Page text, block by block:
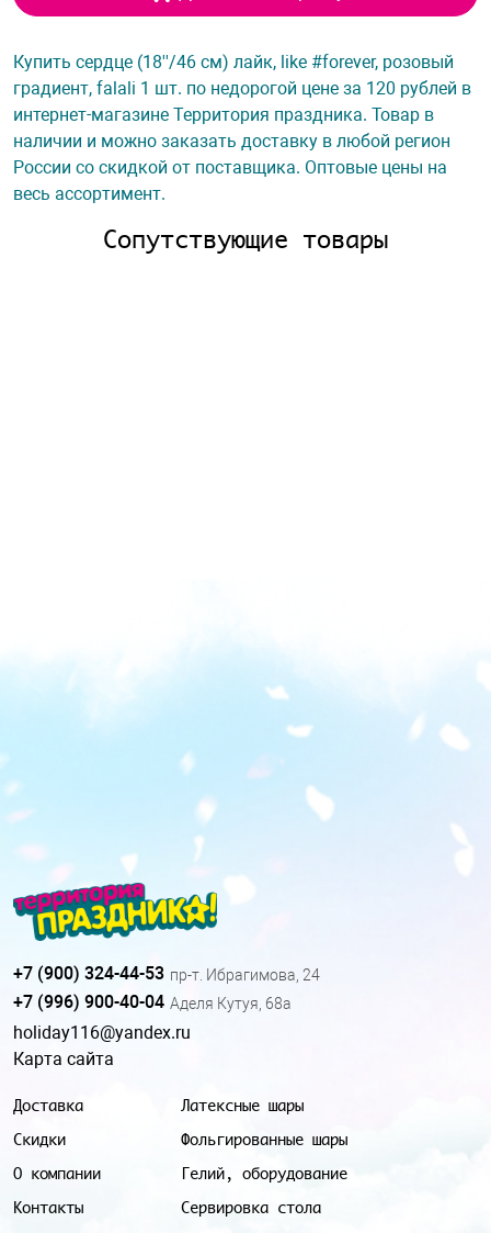
Купить сердце (18''/46 см) лайк, like #forever, розовый
градиент, falali 1 шт. по недорогой цене за 120 рублей в
интернет-магазине Территория праздника. Товар в
наличии и можно заказать доставку в любой регион
России со скидкой от поставщика. Оптовые цены на
весь ассортимент.
Сопутствующие товары
Доставка
Скидки
О компании
Контакты
Латексные шары
Фольгированные шары
Гелий, оборудование
Сервировка стола
+7 (900) 324-44-53 пр-т. Ибрагимова, 24
+7 (996) 900-40-04 Аделя Кутуя, 68а
holiday116@yandex.ru
Карта сайта